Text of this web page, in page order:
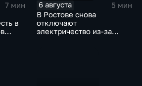
7 мин
в
6 августа
5 мин
В Ростове снова
отключают
электричество из-за